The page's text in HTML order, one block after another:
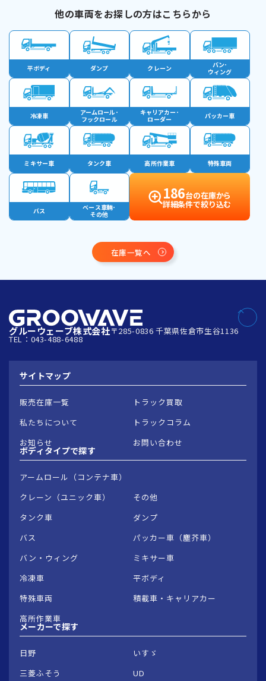
他の車両をお探しの方はこちらから
平ボディ ダンプ クレーン
バン･
ウィング
冷凍車
アームロール･
フックロール
キャリアカー･
ローダー
パッカー車
ミキサー車 タンク車 高所作業車 特殊車両
バス
ベース車輛･
その他
186台の在庫から
詳細条件で絞り込む
在庫一覧へ
グルーウェーブ株式会社〒285-0836 千葉県佐倉市生谷1136
TEL：043-488-6488
サイトマップ
販売在庫一覧
トラック買取
私たちについて
トラックコラム
お知らせ
お問い合わせ
ボディタイプで探す
アームロール（コンテナ車）
クレーン（ユニック車）
その他
タンク車
ダンプ
バス
パッカー車（塵芥車）
バン・ウィング
ミキサー車
冷凍車
平ボディ
特殊車両
積載車・キャリアカー
高所作業車
メーカーで探す
日野
いすゞ
三菱ふそう
UD